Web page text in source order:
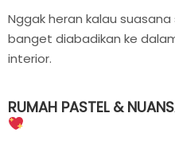
Nggak heran kalau
banget diabadikan ke
interior.
RUMAH PASTEL &